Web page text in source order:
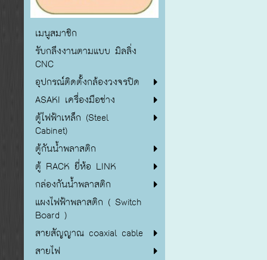
เมนูสมาชิก
รับกลึงงานตามแบบ มิลลิ่ง
CNC
อุปกรณ์ติดตั้งกล้องวงจรปิด
ASAKI เครื่องมือช่าง
ตู้ไฟฟ้าเหล็ก (Steel
Cabinet)
ตู้กันน้ำพลาสติก
ตู้ RACK ยี่ห้อ LINK
กล่องกันน้ำพลาสติก
แผงไฟฟ้าพลาสติก ( Switch
Board )
สายสัญญาณ coaxial cable
สายไฟ